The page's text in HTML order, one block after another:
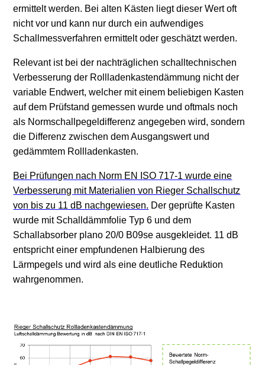
ermittelt werden. Bei alten Kästen liegt dieser Wert oft
nicht vor und kann nur durch ein aufwendiges
Schallmessverfahren ermittelt oder geschätzt werden.
Relevant ist bei der nachträglichen schalltechnischen
Verbesserung der Rollladenkastendämmung nicht der
variable Endwert, welcher mit einem beliebigen Kasten
auf dem Prüfstand gemessen wurde und oftmals noch
als Normschallpegeldifferenz angegeben wird, sondern
die Differenz zwischen dem Ausgangswert und
gedämmtem Rollladenkasten.
Bei Prüfungen nach Norm EN ISO 717-1 wurde eine
Verbesserung mit Materialien von Rieger Schallschutz
von bis zu 11 dB nachgewiesen. Der geprüfte Kasten
wurde mit Schalldämmfolie Typ 6 und dem
Schallabsorber plano 20/0 B09se ausgekleidet. 11 dB
entspricht einer empfundenen Halbierung des
Lärmpegels und wird als eine deutliche Reduktion
wahrgenommen.